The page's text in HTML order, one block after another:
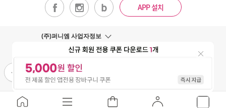
APP 설치
(주)퍼니엠 사업자정보